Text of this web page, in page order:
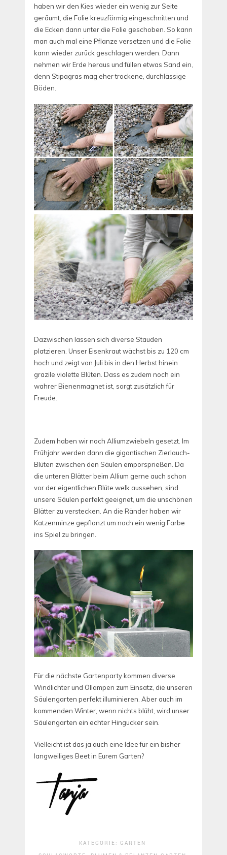
haben wir den Kies wieder ein wenig zur Seite
geräumt, die Folie kreuzförmig eingeschnitten und
die Ecken dann unter die Folie geschoben. So kann
man auch mal eine Pflanze versetzen und die Folie
kann wieder zurück geschlagen werden. Dann
nehmen wir Erde heraus und füllen etwas Sand ein,
denn Stipagras mag eher trockene, durchlässige
Böden.
Dazwischen lassen sich diverse Stauden
platzieren. Unser Eisenkraut wächst bis zu 120 cm
hoch und zeigt von Juli bis in den Herbst hinein
grazile violette Blüten. Dass es zudem noch ein
wahrer Bienenmagnet ist, sorgt zusätzlich für
Freude.
Zudem haben wir noch Alliumzwiebeln gesetzt. Im
Frühjahr werden dann die gigantischen Zierlauch-
Blüten zwischen den Säulen emporsprießen. Da
die unteren Blätter beim Allium gerne auch schon
vor der eigentlichen Blüte welk aussehen, sind
unsere Säulen perfekt geeignet, um die unschönen
Blätter zu verstecken. An die Ränder haben wir
Katzenminze gepflanzt um noch ein wenig Farbe
ins Spiel zu bringen.
Für die nächste Gartenparty kommen diverse
Windlichter und Öllampen zum Einsatz, die unseren
Säulengarten perfekt illuminieren. Aber auch im
kommenden Winter, wenn nichts blüht, wird unser
Säulengarten ein echter Hingucker sein.
Vielleicht ist das ja auch eine Idee für ein bisher
langweiliges Beet in Eurem Garten?
KATEGORIE: GARTEN